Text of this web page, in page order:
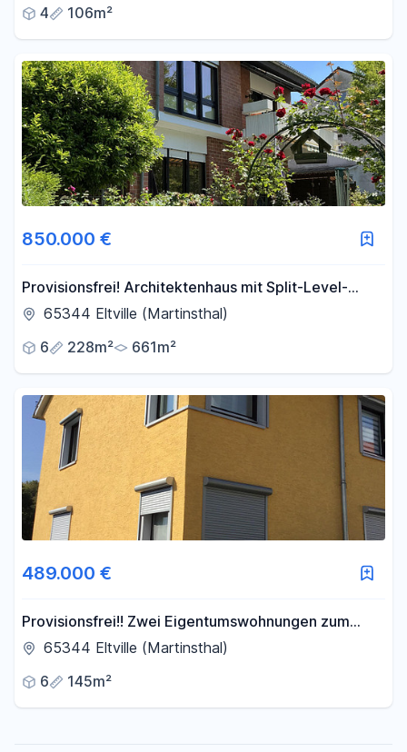
4
106m²
850.000 €
Provisionsfrei! Architektenhaus mit Split-Level-
Bauweise in ruhiger Lage von Martinsthal
65344 Eltville (Martinsthal)
6
228m² 661m²
489.000 €
Provisionsfrei!! Zwei Eigentumswohnungen zum
Preis von einer!
65344 Eltville (Martinsthal)
6
145m²